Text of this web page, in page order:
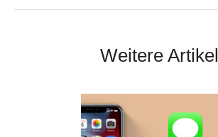
Weitere Artikel